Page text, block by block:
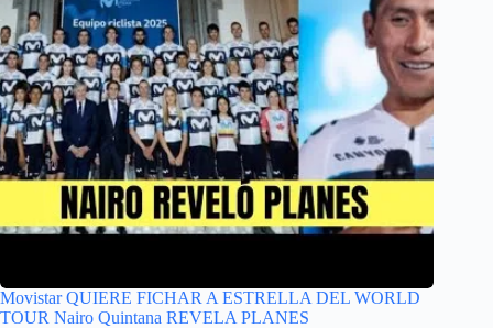
Movistar QUIERE FICHAR A ESTRELLA DEL WORLD
TOUR Nairo Quintana REVELA PLANES